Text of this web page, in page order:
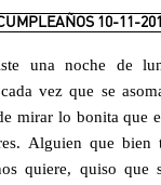
10-11-
una noche de
vez que se
mirar lo bonita que
Alguien que bien
quiere, quiso que